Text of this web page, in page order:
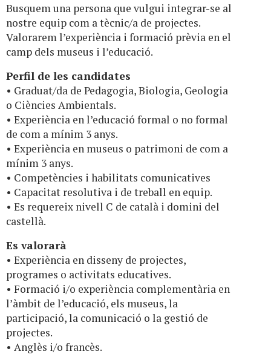
Busquem una persona que vulgui integrar-se al
nostre equip com a tècnic/a de projectes.
Valorarem l’experiència i formació prèvia en el
camp dels museus i l’educació.
Perfil de les candidates
• Graduat/da de Pedagogia, Biologia, Geologia
o Ciències Ambientals.
• Experiència en l’educació formal o no formal
de com a mínim 3 anys.
• Experiència en museus o patrimoni de com a
mínim 3 anys.
• Competències i habilitats comunicatives
• Capacitat resolutiva i de treball en equip.
• Es requereix nivell C de català i domini del
castellà.
Es valorarà
• Experiència en disseny de projectes,
programes o activitats educatives.
• Formació i/o experiència complementària en
l’àmbit de l’educació, els museus, la
participació, la comunicació o la gestió de
projectes.
• Anglès i/o francès.